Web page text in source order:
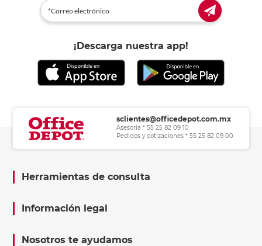
¡Descarga nuestra app!
sclientes@officedepot.com.mx
Asesoría * 55 25 82 09 10
Pedidos y cotizaciones * 55 25 82 09 00
Herramientas de consulta
Información legal
Nosotros te ayudamos